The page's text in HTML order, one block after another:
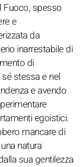
Fuoco, spesso
e
da
inarrestabile di
di
stessa e nel
e avendo
egoistici.
mancare di
natura
sua gentilezza